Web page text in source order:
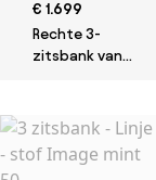
€ 1.699
Rechte 3-
zitsbank van
fluweel, MALO